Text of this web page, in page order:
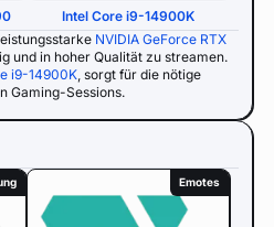
Intel Core i9-14900K
NVIDIA GeForce RTX
und in hoher Qualität zu streamen.
i9-14900K, sorgt für die nötige
Gaming-Sessions.
Emotes